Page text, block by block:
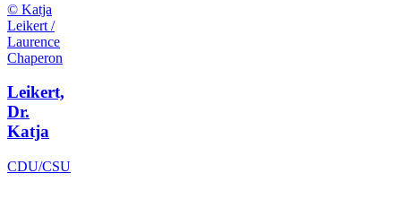
© Katja
Leikert /
Laurence
Chaperon
Leikert,
Dr.
Katja
CDU/CSU